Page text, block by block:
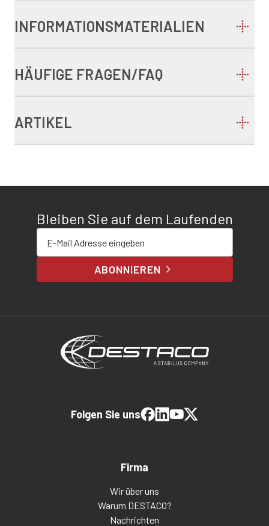
INFORMATIONSMATERIALIEN
HÄUFIGE FRAGEN/FAQ
ARTIKEL
Bleiben Sie auf dem Laufenden
ABONNIEREN
Firma
Wir über uns
Warum DESTACO?
Nachrichten
Folgen Sie uns